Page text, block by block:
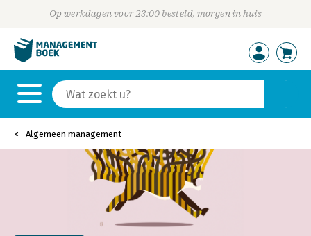
Op werkdagen voor 23:00 besteld, morgen in huis
Algemeen management